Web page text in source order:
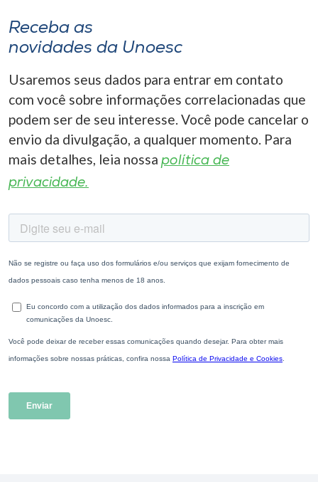
Receba as
novidades da Unoesc
Usaremos seus dados para entrar em contato
com você sobre informações correlacionadas que
podem ser de seu interesse. Você pode cancelar o
envio da divulgação, a qualquer momento. Para
mais detalhes, leia nossa política de
privacidade.